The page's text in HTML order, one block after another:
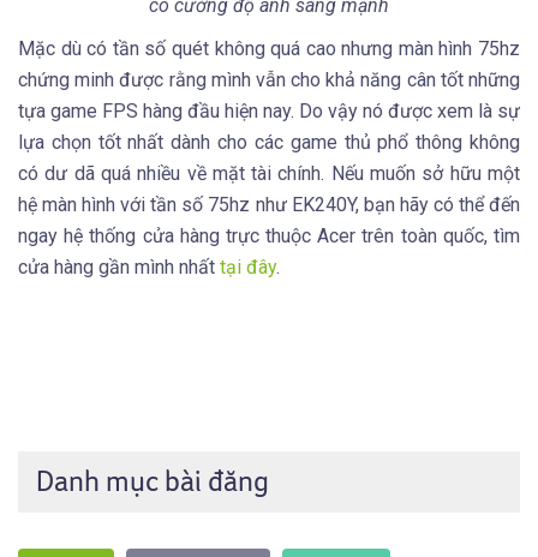
có cường độ ánh sáng mạnh
Mặc dù có tần số quét không quá cao nhưng màn hình 75hz
chứng minh được rằng mình vẫn cho khả năng cân tốt những
tựa game FPS hàng đầu hiện nay. Do vậy nó được xem là sự
lựa chọn tốt nhất dành cho các game thủ phổ thông không
có dư dã quá nhiều về mặt tài chính. Nếu muốn sở hữu một
hệ màn hình với tần số 75hz như EK240Y, bạn hãy có thể đến
ngay hệ thống cửa hàng trực thuộc Acer trên toàn quốc, tìm
cửa hàng gần mình nhất tại đây.
Danh mục bài đăng